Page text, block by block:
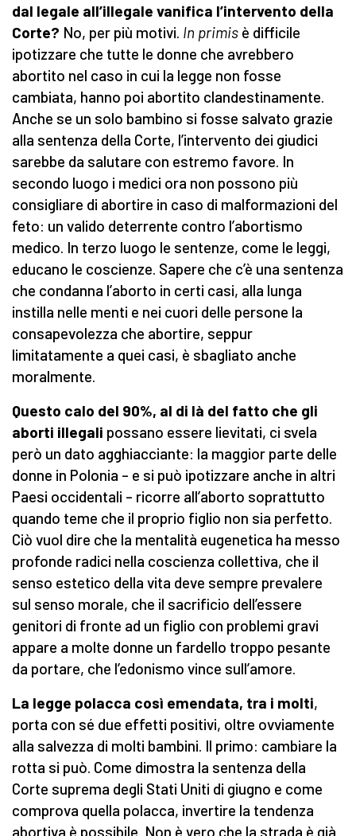
dal legale all’illegale vanifica l’intervento della
Corte? No, per più motivi. In primis è difficile
ipotizzare che tutte le donne che avrebbero
abortito nel caso in cui la legge non fosse
cambiata, hanno poi abortito clandestinamente.
Anche se un solo bambino si fosse salvato grazie
alla sentenza della Corte, l’intervento dei giudici
sarebbe da salutare con estremo favore. In
secondo luogo i medici ora non possono più
consigliare di abortire in caso di malformazioni del
feto: un valido deterrente contro l’abortismo
medico. In terzo luogo le sentenze, come le leggi,
educano le coscienze. Sapere che c’è una sentenza
che condanna l’aborto in certi casi, alla lunga
instilla nelle menti e nei cuori delle persone la
consapevolezza che abortire, seppur
limitatamente a quei casi, è sbagliato anche
moralmente.
Questo calo del 90%, al di là del fatto che gli
aborti illegali possano essere lievitati, ci svela
però un dato agghiacciante: la maggior parte delle
donne in Polonia – e si può ipotizzare anche in altri
Paesi occidentali – ricorre all’aborto soprattutto
quando teme che il proprio figlio non sia perfetto.
Ciò vuol dire che la mentalità eugenetica ha messo
profonde radici nella coscienza collettiva, che il
senso estetico della vita deve sempre prevalere
sul senso morale, che il sacrificio dell’essere
genitori di fronte ad un figlio con problemi gravi
appare a molte donne un fardello troppo pesante
da portare, che l’edonismo vince sull’amore.
La legge polacca così emendata, tra i molti,
porta con sé due effetti positivi, oltre ovviamente
alla salvezza di molti bambini. Il primo: cambiare la
rotta si può. Come dimostra la sentenza della
Corte suprema degli Stati Uniti di giugno e come
comprova quella polacca, invertire la tendenza
abortiva è possibile. Non è vero che la strada è già